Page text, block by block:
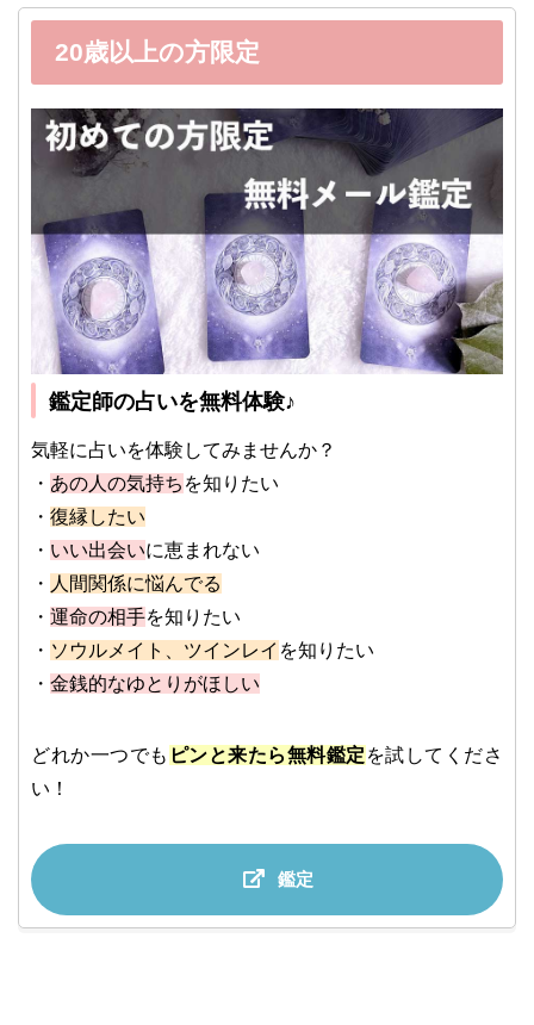
20歳以上の方限定
鑑定師の占いを無料体験♪
気軽に占いを体験してみませんか？
・ あの人の気持ち を知りたい
・ 復縁したい
・ いい出会いに恵まれない
・ 人間関係に悩んでる
・ 運命の相手を知りたい
・ ソウルメイト、ツインレイ を知りたい
・ 金銭的なゆとりがほしい
どれか一つでも ピンと来たら無料鑑定 を試してくださ
い！
鑑定